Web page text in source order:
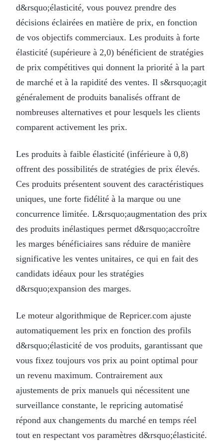
d&rsquo;élasticité, vous pouvez prendre des
décisions éclairées en matière de prix, en fonction
de vos objectifs commerciaux. Les produits à forte
élasticité (supérieure à 2,0) bénéficient de stratégies
de prix compétitives qui donnent la priorité à la part
de marché et à la rapidité des ventes. Il s&rsquo;agit
généralement de produits banalisés offrant de
nombreuses alternatives et pour lesquels les clients
comparent activement les prix.
Les produits à faible élasticité (inférieure à 0,8)
offrent des possibilités de stratégies de prix élevés.
Ces produits présentent souvent des caractéristiques
uniques, une forte fidélité à la marque ou une
concurrence limitée. L&rsquo;augmentation des prix
des produits inélastiques permet d&rsquo;accroître
les marges bénéficiaires sans réduire de manière
significative les ventes unitaires, ce qui en fait des
candidats idéaux pour les stratégies
d&rsquo;expansion des marges.
Le moteur algorithmique de Repricer.com ajuste
automatiquement les prix en fonction des profils
d&rsquo;élasticité de vos produits, garantissant que
vous fixez toujours vos prix au point optimal pour
un revenu maximum. Contrairement aux
ajustements de prix manuels qui nécessitent une
surveillance constante, le repricing automatisé
répond aux changements du marché en temps réel
tout en respectant vos paramètres d&rsquo;élasticité.